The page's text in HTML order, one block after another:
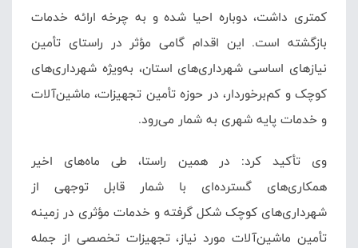
کمتری داشت، دوباره احیا شده و به چرخه ارائه خدمات
بازگشته است. این اقدام گامی مؤثر در راستای تأمین
نیازهای اساسی شهرداری‌های استان، به‌ویژه شهرداری‌های
کوچک و کم‌برخوردار، در حوزه تأمین تجهیزات، ماشین‌آلات
و خدمات پایه شهری به شمار می‌رود.
وی تأکید کرد: در همین راستا، طی ماه‌های اخیر
همکاری‌های گسترده‌ای با شمار قابل توجهی از
شهرداری‌های کوچک شکل گرفته و خدمات مؤثری در زمینه
تأمین ماشین‌آلات مورد نیاز، تجهیزات تخصصی از جمله